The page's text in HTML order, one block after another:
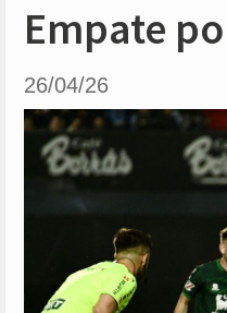
Empate
26/04/26